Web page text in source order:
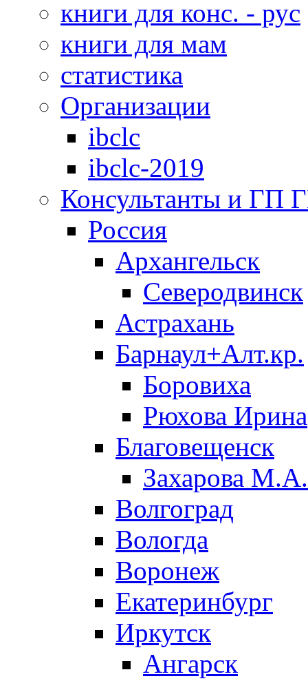
книги для конс. - рус
книги для мам
статистика
Организации
ibclc
ibclc-2019
Консультанты и ГП
Россия
Архангельск
Северодвинск
Астрахань
Барнаул+Алт.кр.
Боровиха
Рюхова Ирина
Благовещенск
Захарова М.А.
Волгоград
Вологда
Воронеж
Екатеринбург
Иркутск
Ангарск